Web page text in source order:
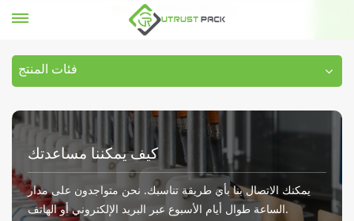
بيت
فئات المنتج
كيف يمكننا مساعدتك
يمكنك الاتصال بنا بأي طريقة تناسبك. نحن متواجدون على مدار
الساعة طوال أيام الأسبوع عبر البريد الإلكتروني أو الهاتف.